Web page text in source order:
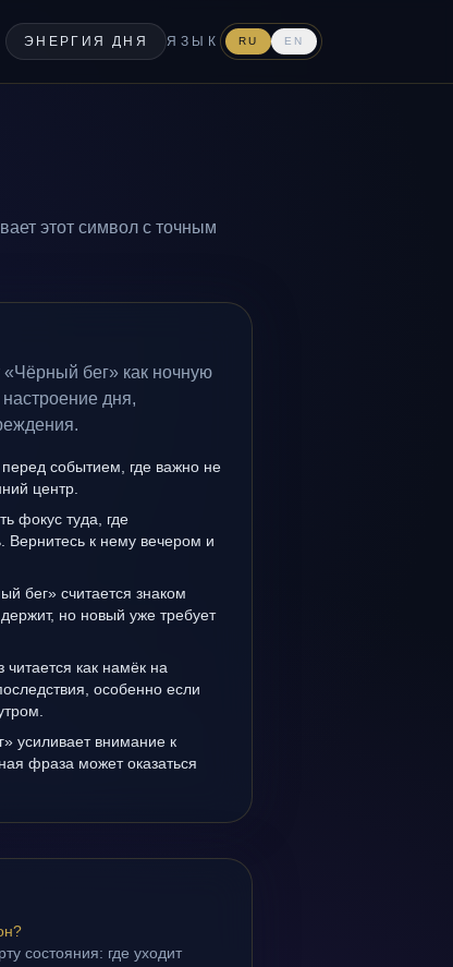
ЭНЕРГИЯ ДНЯ ЯЗЫК RU EN
этот символ с точным
«Чёрный бег» как ночную
дня,
событием, где важно не
центр.
фокус туда, где
Вернитесь к нему вечером и
бег» считается знаком
но новый уже требует
как намёк на
особенно если
усиливает внимание к
фраза может оказаться
состояния: где уходит